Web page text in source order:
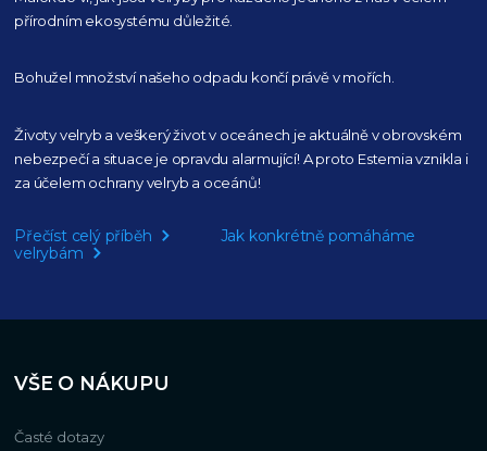
přírodním ekosystému důležité.
Bohužel množství našeho odpadu končí právě v mořích.
Životy velryb a veškerý život v oceánech je aktuálněv obrovském
nebezpečí a situace je opravdu alarmující! A proto Estemia vznikla i
za účelem ochrany velryb a oceánů!
Přečíst celý příběh
Jak konkrétně pomáháme
velrybám
VŠE O NÁKUPU
Časté dotazy